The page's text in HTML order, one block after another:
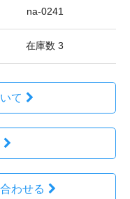
na-0241
在庫数 3
て
わせる